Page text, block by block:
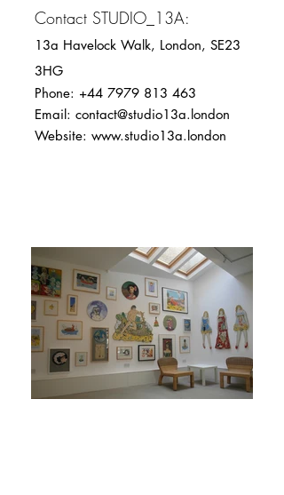
Contact STUDIO_13A:
13a Havelock Walk, London, SE23
3HG
Phone: +44 7979 813 463
Email: contact@studio13a.london
Website: www.studio13a.london